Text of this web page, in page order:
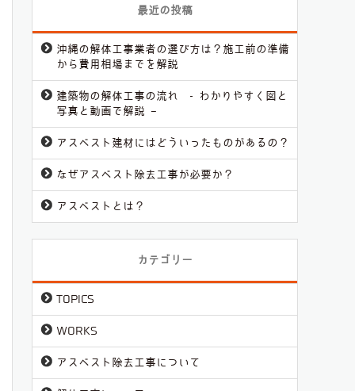
最近の投稿
沖縄の解体工事業者の選び方は？施工前の準備
から費用相場までを解説
建築物の解体工事の流れ - わかりやすく図と
写真と動画で解説 –
アスベスト建材にはどういったものがあるの？
なぜアスベスト除去工事が必要か？
アスベストとは？
カテゴリー
TOPICS
WORKS
アスベスト除去工事について